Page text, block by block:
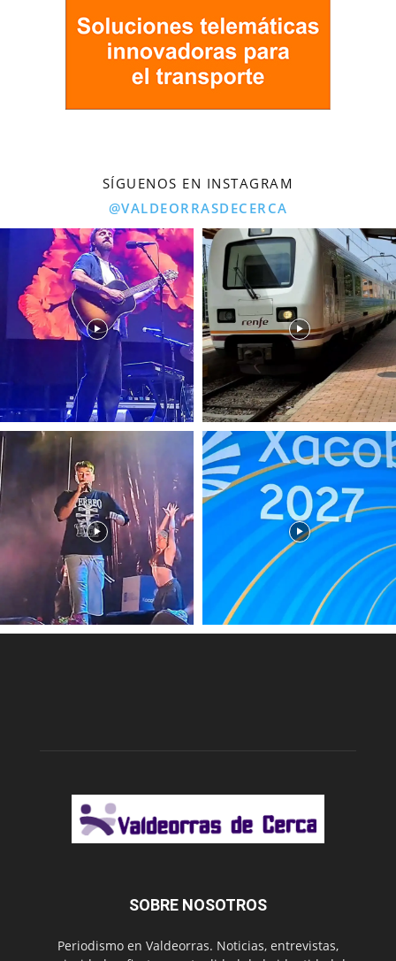
SÍGUENOS EN INSTAGRAM
@VALDEORRASDECERCA
SOBRE NOSOTROS
Periodismo en Valdeorras. Noticias, entrevistas,